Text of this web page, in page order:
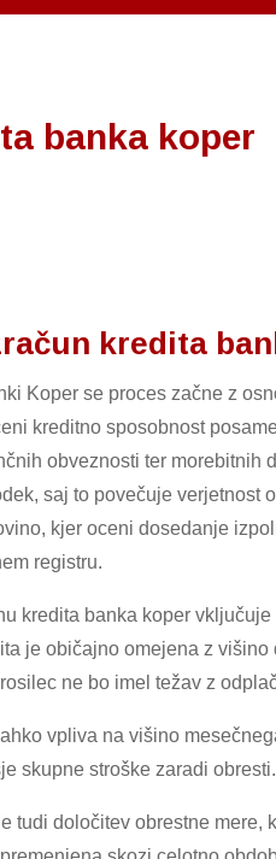
banka koper
kredita
Koper se proces začne z
kreditno sposobnost
obveznosti ter morebitnih
saj to povečuje verjetnost
kjer oceni dosedanje
registru.
kredita banka koper
je običajno omejena z
ne bo imel težav z
vpliva na višino
skupne stroške zaradi obresti.
tudi določitev obrestne